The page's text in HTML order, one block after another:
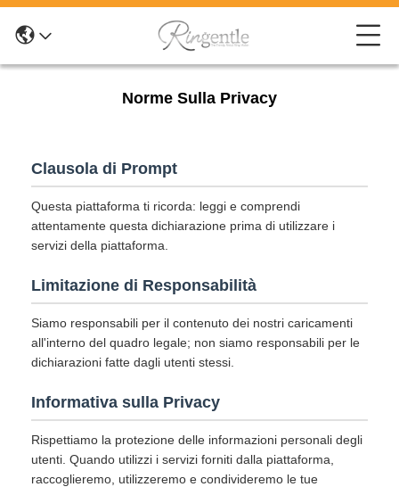
Norme Sulla Privacy
Clausola di Prompt
Questa piattaforma ti ricorda: leggi e comprendi
attentamente questa dichiarazione prima di utilizzare i
servizi della piattaforma.
Limitazione di Responsabilità
Siamo responsabili per il contenuto dei nostri caricamenti
all'interno del quadro legale; non siamo responsabili per le
dichiarazioni fatte dagli utenti stessi.
Informativa sulla Privacy
Rispettiamo la protezione delle informazioni personali degli
utenti. Quando utilizzi i servizi forniti dalla piattaforma,
raccoglieremo, utilizzeremo e condivideremo le tue